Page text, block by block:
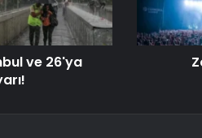
ve 26'ya